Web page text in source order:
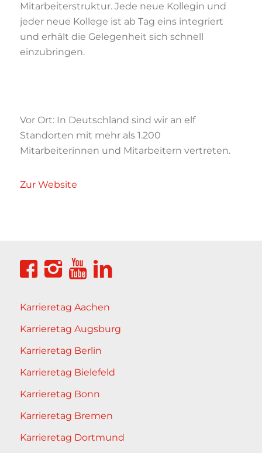
Mitarbeiterstruktur. Jede neue Kollegin und
jeder neue Kollege ist ab Tag eins integriert
und erhält die Gelegenheit sich schnell
einzubringen.
Vor Ort: In Deutschland sind wir an elf
Standorten mit mehr als 1.200
Mitarbeiterinnen und Mitarbeitern vertreten.
Zur Website
Karrieretag Aachen
Karrieretag Augsburg
Karrieretag Berlin
Karrieretag Bielefeld
Karrieretag Bonn
Karrieretag Bremen
Karrieretag Dortmund